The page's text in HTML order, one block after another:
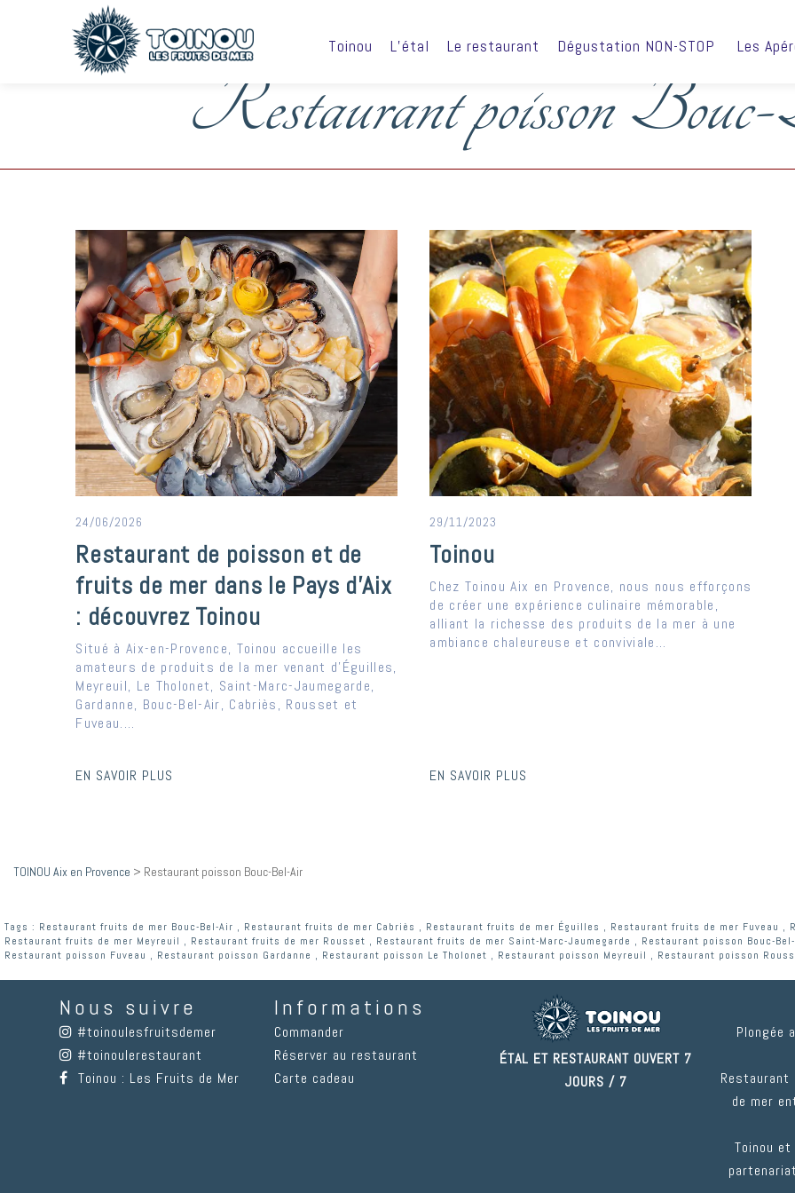
Toinou L’étal Le restaurant Dégustation NON-STOP Les
Restaurant poisson
24/06/2026
Restaurant de poisson et de
fruits de mer dans le Pays d’Aix
: découvrez Toinou
Situé à Aix-en-Provence, Toinou accueille les
amateurs de produits de la mer venant d’Éguilles,
Meyreuil, Le Tholonet, Saint-Marc-Jaumegarde,
Gardanne, Bouc-Bel-Air, Cabriès, Rousset et
Fuveau....
EN SAVOIR PLUS
29/11/2023
Toinou
Chez Toinou Aix en Provence, nous nous efforçons
de créer une expérience culinaire mémorable,
alliant la richesse des produits de la mer à une
ambiance chaleureuse et conviviale...
EN SAVOIR PLUS
TOINOU Aix en Provence > Restaurant poisson Bouc-Bel-Air
Tags : Restaurant fruits de mer Bouc-Bel-Air , Restaurant fruits de mer Cabriès , Restaurant fruits de mer Éguilles , Restaurant fruits de mer Fuveau ,
Restaurant fruits de mer Meyreuil , Restaurant fruits de mer Rousset , Restaurant fruits de mer Saint-Marc-Jaumegarde , Restaurant poisson Bouc-
Restaurant poisson Fuveau , Restaurant poisson Gardanne , Restaurant poisson Le Tholonet , Restaurant poisson Meyreuil , Restaurant poisson
Nous suivre
#toinoulesfruitsdemer
#toinoulerestaurant
Toinou : Les Fruits de Mer
Informations
Commander
Réserver au restaurant
Carte cadeau
ÉTAL ET RESTAURANT OUVERT 7
JOURS / 7
Plongée
de mer
Toinou et